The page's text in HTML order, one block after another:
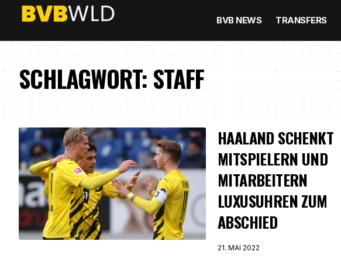
BVB NEWS TRANSFERS
SCHLAGWORT:STAFF
HAALAND SCHENKT
MITSPIELERN UND
MITARBEITERN
LUXUSUHREN ZUM
ABSCHIED
21. MAI 2022